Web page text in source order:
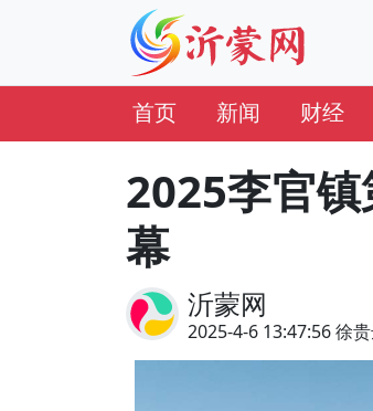
首页 新闻 财经
2025李官
幕
沂蒙网
2025-4-6 13:47:56 徐